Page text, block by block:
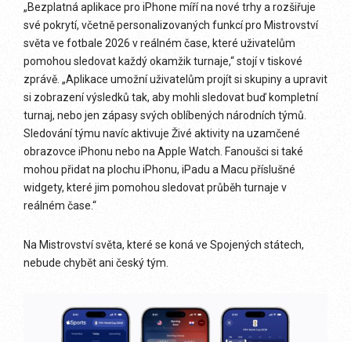
„Bezplatná aplikace pro iPhone míří na nové trhy a rozšiřuje
své pokrytí, včetně personalizovaných funkcí pro Mistrovství
světa ve fotbale 2026 v reálném čase, které uživatelům
pomohou sledovat každý okamžik turnaje,“ stojí v tiskové
zprávě. „Aplikace umožní uživatelům projít si skupiny a upravit
si zobrazení výsledků tak, aby mohli sledovat buď kompletní
turnaj, nebo jen zápasy svých oblíbených národních týmů.
Sledování týmu navíc aktivuje Živé aktivity na uzamčené
obrazovce iPhonu nebo na Apple Watch. Fanoušci si také
mohou přidat na plochu iPhonu, iPadu a Macu příslušné
widgety, které jim pomohou sledovat průběh turnaje v
reálném čase.“
Na Mistrovství světa, které se koná ve Spojených státech,
nebude chybět ani český tým.